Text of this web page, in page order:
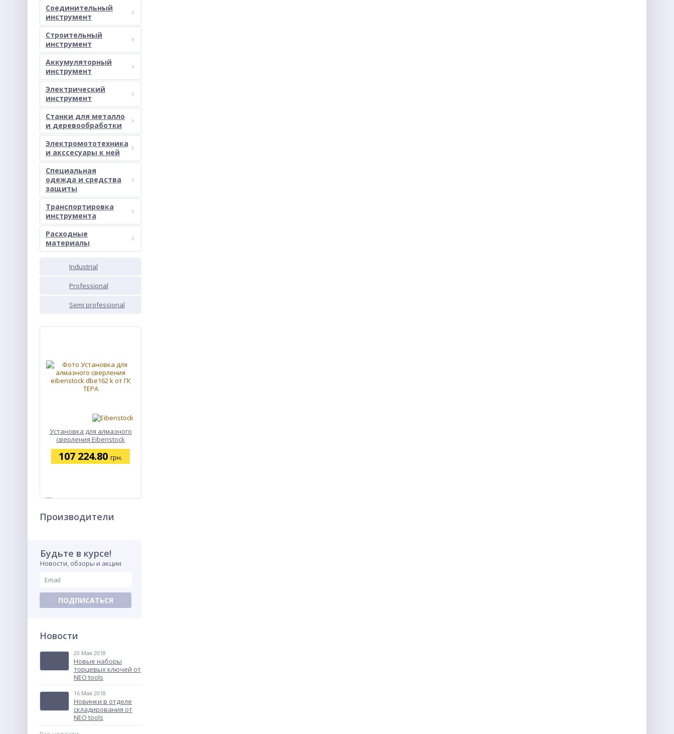
Соединительный
инструмент
Строительный
инструмент
Аккумуляторный
инструмент
Электрический
инструмент
Станки для металло
и деревообработки
Электромототехника
и акссесуары к ней
Специальная
одежда и средства
защиты
Транспортировка
инструмента
Расходные
материалы
Industrial
Professional
Semi professional
Установка для алмазного
сверления Eibenstock
DBE162 K
107 224.80 грн.
Полукомбинезон рабочий
48-58 размер, 164-200 см.,
От1 392.85грн.
Сварочный аппарат TM
160 TOP 40-160 мм., Georg
Fischer 790150011
696 389.75
Производители
Будьте в курсе!
Новости, обзоры и акции
ПОДПИСАТЬСЯ
Новости
20 Мая 2018
Новые наборы
торцевых ключей от
NEO tools
16 Мая 2018
Новинки в отделе
складирования от
NEO tools